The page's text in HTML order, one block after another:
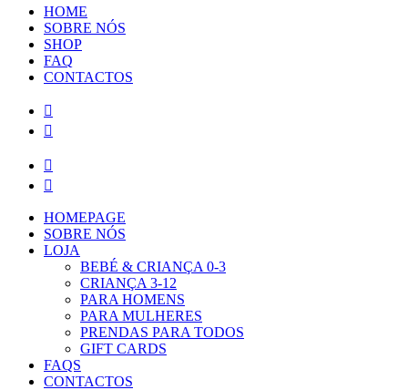
HOME
SOBRE NÓS
SHOP
FAQ
CONTACTOS
HOMEPAGE
SOBRE NÓS
LOJA
BEBÉ & CRIANÇA 0-3
CRIANÇA 3-12
PARA HOMENS
PARA MULHERES
PRENDAS PARA TODOS
GIFT CARDS
FAQS
CONTACTOS